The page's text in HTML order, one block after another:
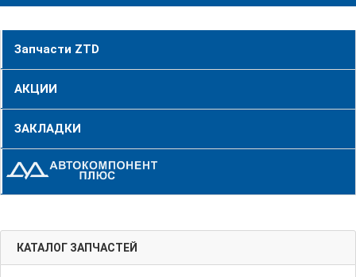
Запчасти ZTD
АКЦИИ
ЗАКЛАДКИ
КАТАЛОГ ЗАПЧАСТЕЙ